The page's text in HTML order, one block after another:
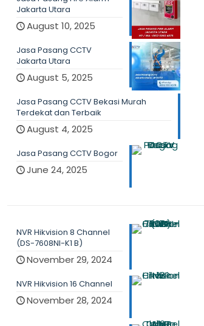
Jakarta Utara
August 10, 2025
Jasa Pasang CCTV
Jakarta Utara
August 5, 2025
Jasa Pasang CCTV Bekasi Murah
Terdekat dan Terbaik
August 4, 2025
Jasa Pasang CCTV Bogor
June 24, 2025
NVR Hikvision 8 Channel
(DS-7608NI-K1 B)
November 29, 2024
NVR Hikvision 16 Channel
November 28, 2024